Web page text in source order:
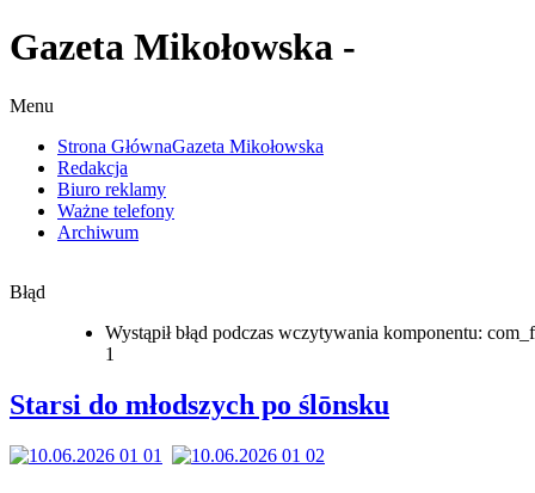
Gazeta Mikołowska -
Menu
Strona GłównaGazeta Mikołowska
Redakcja
Biuro reklamy
Ważne telefony
Archiwum
Błąd
Wystąpił błąd podczas wczytywania komponentu:
1
Starsi do młodszych po ślōnsku